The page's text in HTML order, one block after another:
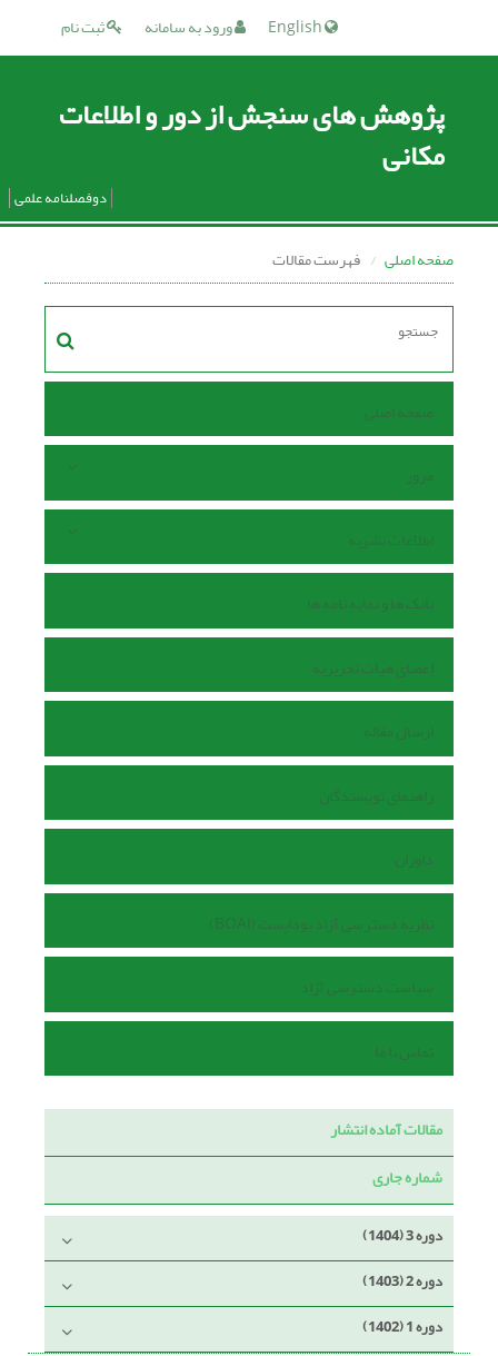
ثبت نام ورود به سامانه
پژوهش های سنجش از دور و اطلاعات
مکانی
دوفصلنامه علمی
صفحه اصلی فهرست مقالات
صفحه اصلی
مرور
اطلاعات نشریه
بانک ها و نمایه نامه ها
اعضای هیات تحریریه
ارسال مقاله
راهنمای نویسندگان
داوران
نظریه دسترسی آزاد بوداپست (BOAI)
سیاست دسترسی آزاد
تماس با ما
مقالات آماده انتشار
شماره جاری
دوره 3 (1404)
دوره 2 (1403)
دوره 1 (1402)